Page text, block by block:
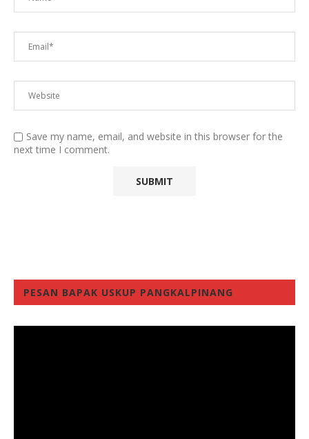
Save my name, email, and website in this browser for the
next time I comment.
PESAN BAPAK USKUP PANGKALPINANG